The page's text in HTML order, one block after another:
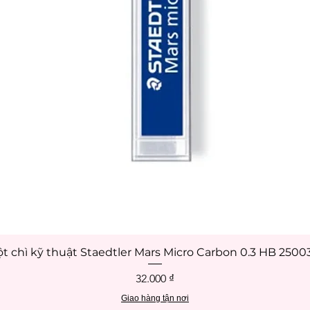
Xem nhanh
chì kỹ thuật Staedtler Mars Micro Carbon 0.3 HB
Giá
32.000 ₫
Giao hàng tận nơi